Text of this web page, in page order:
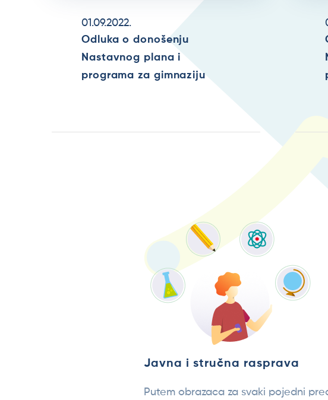
01.09.2022.
Odluka o donošenju
Nastavnog plana i
programa za gimnaziju
Javna i stručna rasprava
Putem obrazaca za svaki pojedni